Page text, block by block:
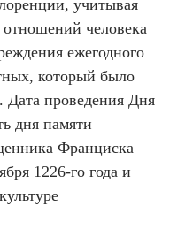
учитывая
человека
ежегодного
который было
Дата проведения Дня
дня памяти
Франциска
1226-го года и